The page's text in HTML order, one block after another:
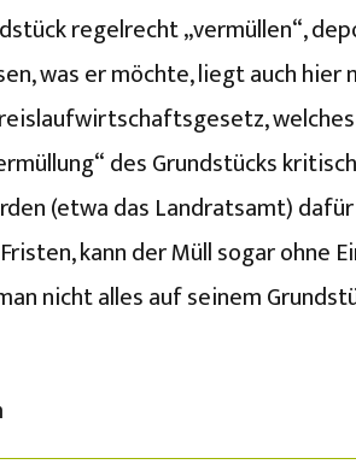
regelrecht „vermüllen“,
was er möchte, liegt auch
des Grundstücks
(etwa das Landratsamt)
kann der Müll sogar
nicht alles auf seinem